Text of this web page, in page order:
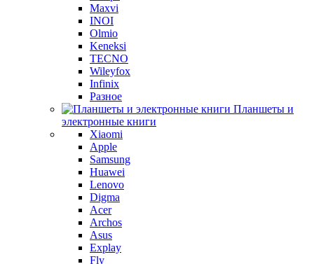
Maxvi
INOI
Olmio
Keneksi
TECNO
Wileyfox
Infinix
Разное
Планшеты и
электронные книги
Xiaomi
Apple
Samsung
Huawei
Lenovo
Digma
Acer
Archos
Asus
Explay
Fly